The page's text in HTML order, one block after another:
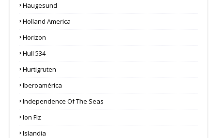
Haugesund
Holland America
Horizon
Hull 534
Hurtigruten
Iberoamérica
Independence Of The Seas
Ion Fiz
Islandia